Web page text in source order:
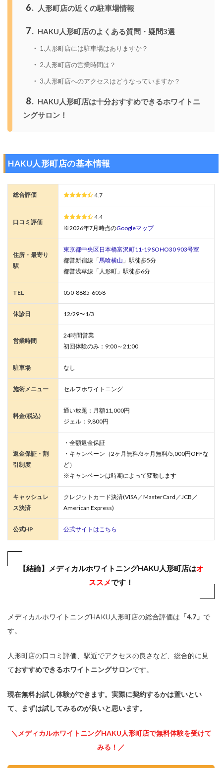
6 人形町店の近くの駐車場情報
7 HAKU人形町店のよくある質問・疑問3選
1.人形町店には駐車場はありますか？
2.人形町店の営業時間は？
3.人形町店へのアクセスはどうなっていますか？
8
HAKU人形町店は十分おすすめできるホワイトニ
ングサロン！
HAKU人形町店の基本情報
総合評価 4.7
口コミ評価
4.4
※2026年7月時点のGoogleマップ
住所・最寄り
駅
東京都中央区日本橋富沢町11-19 SOHO30 903号室
都営新宿線「馬喰横山 」駅徒歩5分
都営浅草線「人形町」駅徒歩6分
TEL 050-8885-6058
休診日 12/29〜1/3
営業時間
24時間営業
初回体験のみ：9:00～21:00
駐車場 なし
施術メニュー セルフホワイトニング
料金(税込)
通い放題：月額11,000円
ジェル：9,800円
返金保証・割
引制度
・全額返金保証
・キャンペーン（2ヶ月無料/3ヶ月無料/5,000円OFFな
ど）
※キャンペーンは時期によって変動します
キャッシュレ
ス決済
クレジットカード決済(VISA／MasterCard／JCB／
American Express)
公式HP 公式サイトはこちら
【結論】メディカルホワイトニングHAKU人形町店はオ
ススメです！
メディカルホワイトニングHAKU人形町店の総合評価は 「4.7」 で
す。
人形町店の口コミ評価、駅近でアクセスの良さなど、総合的に見
ておすすめできるホワイトニングサロンです。
現在無料お試し体験ができます。実際に契約するかは置いとい
て、まずは試してみるのが良いと思います。
＼メディカルホワイトニングHAKU人形町店で無料体験を受けて
みる！／